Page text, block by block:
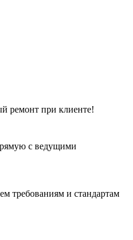
ремонт при клиенте!
с ведущими
требованиям и стандартам